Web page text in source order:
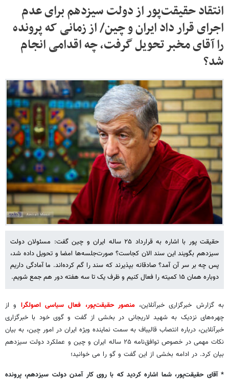
انتقاد حقیقت‌پور از دولت سیزدهم برای عدم
اجرای قرار داد ایران و چین/ از زمانی که پرونده
را آقای مخبر تحویل گرفت، چه اقدامی انجام
شد؟
حقیقت پور با اشاره به قرارداد ۲۵ ساله ایران و چین گفت: مسئولان دولت
سیزدهم بگویند این سند الان کجاست؟ صورت‌جلسه‌ها امضا و تحویل داده شد،
پس چه بر سر آن آمد؟ صادقانه بپذیرند که سند را گم کرده‌اند. ما آمادگی داریم
دوباره همان ۱۵ کمیته را فعال کنیم و ظرف یک تا سه هفته دور هم جمع شویم.
به گزارش خبرگزاری خبرآنلاین،منصور حقیقت‌پور، فعال سیاسی اصولگرا و از
چهره‌های نزدیک به شهید لاریجانی در بخشی از گفت و گوی خود با خبرگزاری
خبرآنلاین، درباره انتصاب قالیباف به سمت نماینده ویژه ایران در امور چین، به بیان
نکات مهمی در خصوص توافق‌نامه ۲۵ ساله ایران و چین و عملکرد دولت سیزدهم
بیان کرد. در ادامه بخشی از این گفت و گو را می خوانید؛
* آقای حقیقت‌پور، شما اشاره کردید که با روی کار آمدن دولت سیزدهم، پرونده